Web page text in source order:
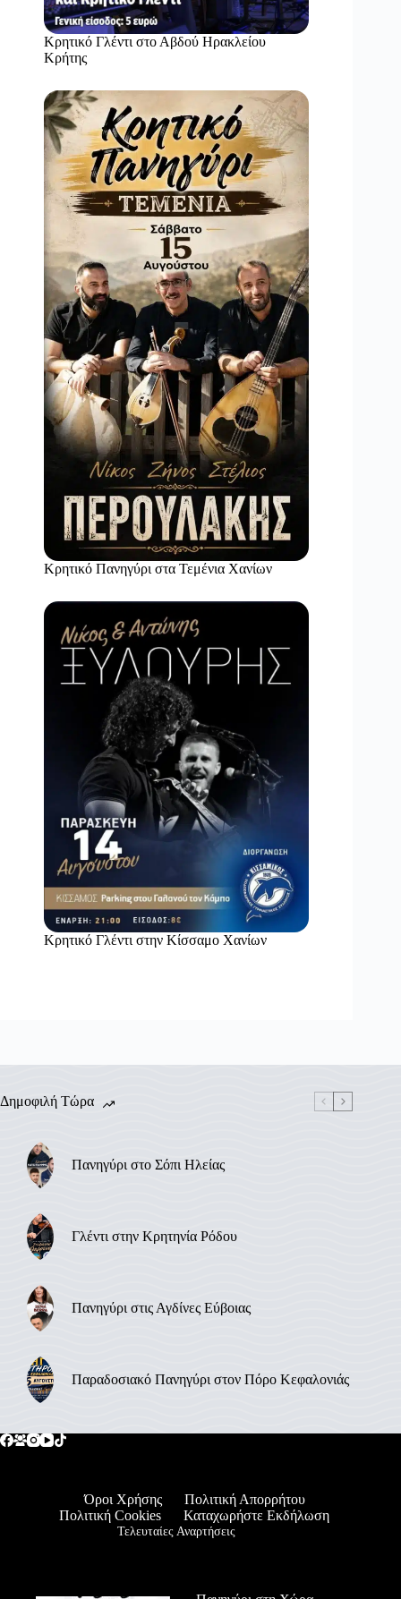
Κρητικό Γλέντι στο Αβδού Ηρακλείου
Κρήτης
Κρητικό Πανηγύρι στα Τεμένια Χανίων
Κρητικό Γλέντι στην Κίσσαμο Χανίων
Δημοφιλή Τώρα
Πανηγύρι στο Σόπι Ηλείας
Γλέντι στην Κρητηνία Ρόδου
Πανηγύρι στις Αγδίνες Εύβοιας
Παραδοσιακό Πανηγύρι στον Πόρο Κεφαλονιάς
Όροι Χρήσης
Πολιτική Απορρήτου
Πολιτική Cookies
Καταχωρήστε Εκδήλωση
Τελευταίες Αναρτήσεις